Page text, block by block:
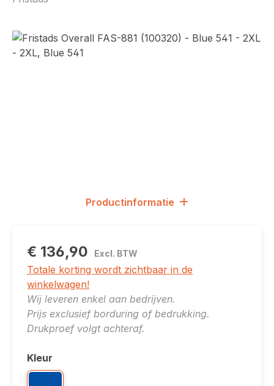
Afbeeldingengalerij overslaan
Productinformatie
€ 136,90 Excl. BTW
Totale korting wordt zichtbaar in de
winkelwagen!
Wij leveren enkel aan bedrijven.
Prijs exclusief borduring of bedrukking.
Drukproef volgt achteraf.
Selecteer
Kleur
Kleuroptie: Blue 541